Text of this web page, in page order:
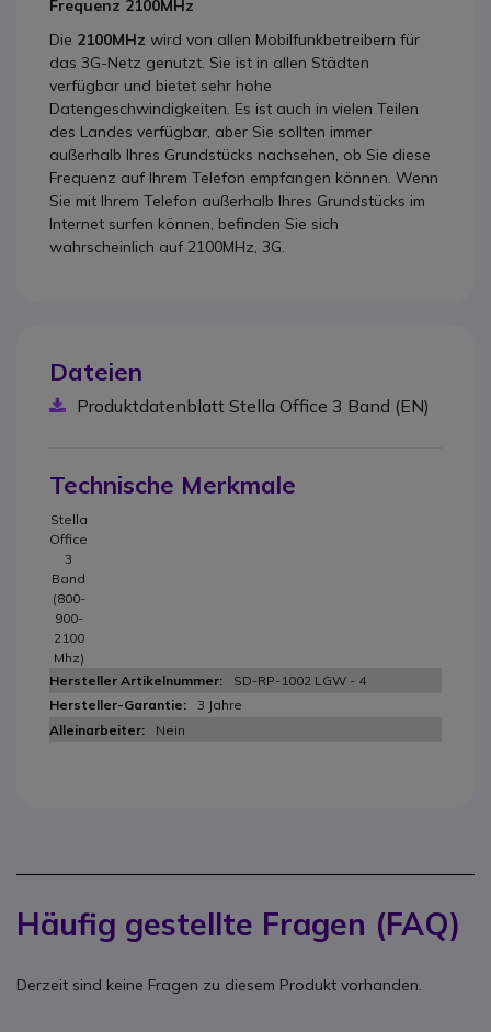
Frequenz 2100MHz
Die 2100MHz wird von allen Mobilfunkbetreibern für
das 3G-Netz genutzt. Sie ist in allen Städten
verfügbar und bietet sehr hohe
Datengeschwindigkeiten. Es ist auch in vielen Teilen
des Landes verfügbar, aber Sie sollten immer
außerhalb Ihres Grundstücks nachsehen, ob Sie diese
Frequenz auf Ihrem Telefon empfangen können. Wenn
Sie mit Ihrem Telefon außerhalb Ihres Grundstücks im
Internet surfen können, befinden Sie sich
wahrscheinlich auf 2100MHz, 3G.
Dateien
Produktdatenblatt Stella Office 3 Band (EN)
Technische Merkmale
Stella
Office
3
Band
(800-
900-
2100
Mhz)
SD-RP-1002 LGW - 4
3 Jahre
Nein
Häufig gestellte Fragen (FAQ)
Derzeit sind keine Fragen zu diesem Produkt vorhanden.